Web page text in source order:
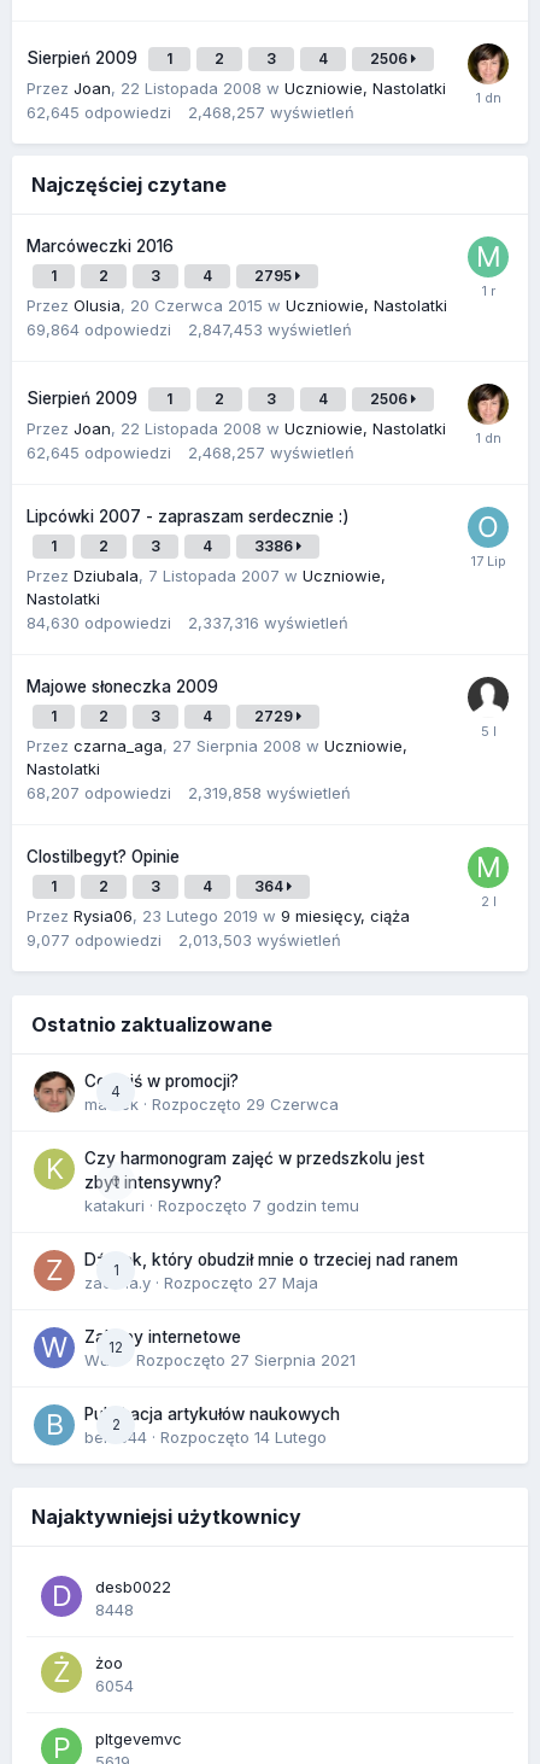
Sierpień 2009 1 2 3 4 2506
Przez Joan, 22 Listopada 2008 w Uczniowie, Nastolatki
62,645 odpowiedzi 2,468,257 wyświetleń
Najczęściej czytane
Marcóweczki 2016
1 2 3 4 2795
Przez Olusia, 20 Czerwca 2015 w Uczniowie, Nastolatki
69,864 odpowiedzi 2,847,453 wyświetleń
Sierpień 2009 1 2 3 4 2506
Przez Joan, 22 Listopada 2008 w Uczniowie, Nastolatki
62,645 odpowiedzi 2,468,257 wyświetleń
Lipcówki 2007 - zapraszam serdecznie :)
1 2 3 4 3386
Przez Dziubala, 7 Listopada 2007 w Uczniowie,
Nastolatki
84,630 odpowiedzi 2,337,316 wyświetleń
Majowe słoneczka 2009
1 2 3 4 2729
Przez czarna_aga, 27 Sierpnia 2008 w Uczniowie,
Nastolatki
68,207 odpowiedzi 2,319,858 wyświetleń
Clostilbegyt? Opinie
1 2 3 4 364
Przez Rysia06, 23 Lutego 2019 w 9 miesięcy, ciąża
9,077 odpowiedzi 2,013,503 wyświetleń
Ostatnio zaktualizowane
4
Co dziś w promocji?
maciek · Rozpoczęto 29 Czerwca
0
Czy harmonogram zajęć w przedszkolu jest
zbyt intensywny?
katakuri · Rozpoczęto 7 godzin temu
1
Dźwięk, który obudził mnie o trzeciej nad ranem
zackr.a.y · Rozpoczęto 27 Maja
12
Zakupy internetowe
Wula
· Rozpoczęto 27 Sierpnia 2021
2
Publikacja artykułów naukowych
berus44 · Rozpoczęto 14 Lutego
Najaktywniejsi użytkownicy
desb0022
8448
żoo
6054
pltgevemvc